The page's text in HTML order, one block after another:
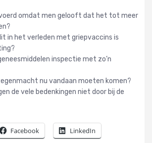
omdat men gelooft dat het tot meer
in het verleden met griepvaccins is
inspectie met zo’n
nu vandaan moeten komen?
de vele bedenkingen niet door bij de
Facebook LinkedIn